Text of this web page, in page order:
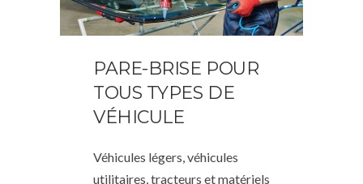
PARE-BRISE POUR
TOUS TYPES DE
VÉHICULE
Véhicules légers, véhicules
utilitaires, tracteurs et matériels